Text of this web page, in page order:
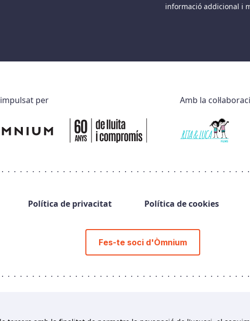
informació addicional i
per Amb la
Política de privacitat Política de cookies
Fes-te soci d'Òmnium